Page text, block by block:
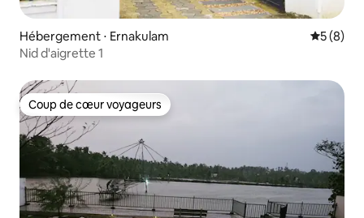
Hébergement ⋅ Ernakulam
5 (8)
Nid d'aigrette 1
Coup de cœur voyageurs
Coup de cœur voyageurs